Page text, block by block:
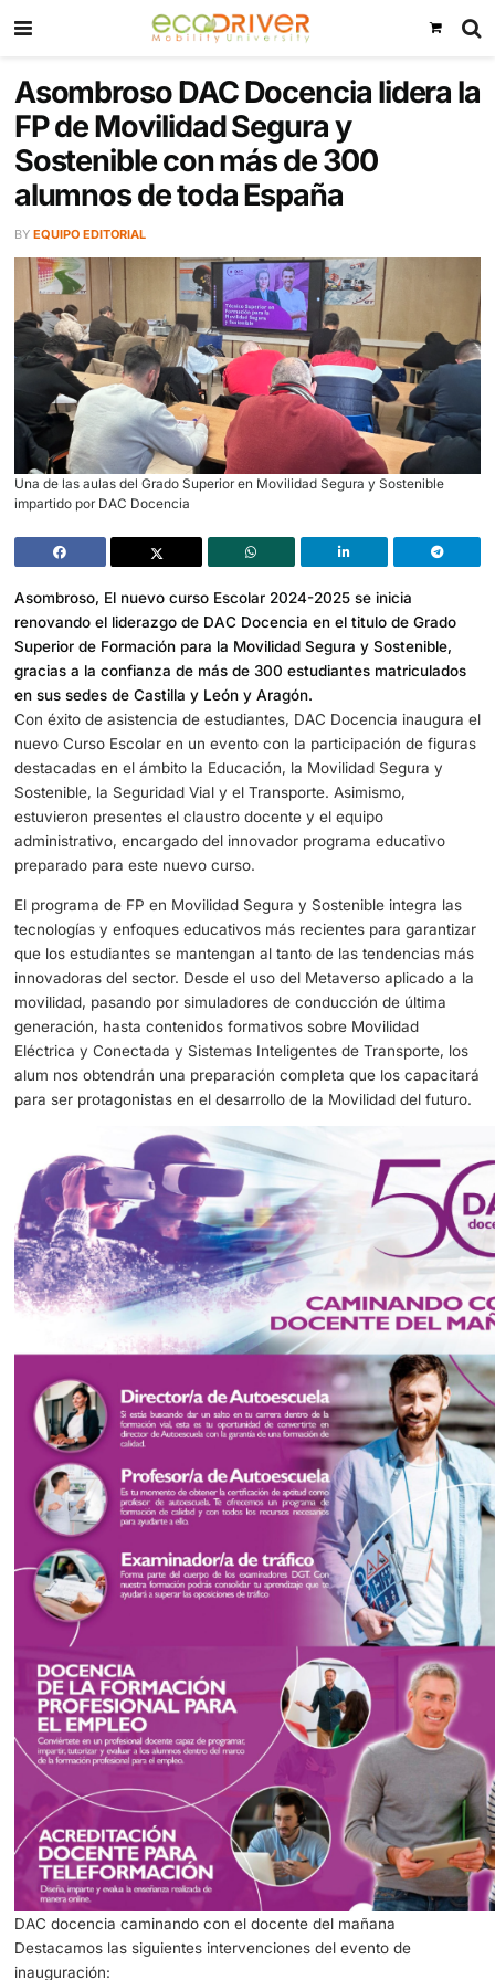
Asombroso DAC Docencia
FP de Movilidad Segura y
Sostenible con más de 300
alumnos de toda España
BY EQUIPO EDITORIAL
Una de las aulas del Grado Superior en Movilidad Segura y
impartido por DAC Docencia
Asombroso, El nuevo curso Escolar 2024-2025 se inicia
renovando el liderazgo de DAC Docencia en el titulo de
Superior de Formación para la Movilidad Segura y
gracias a la confianza de más de 300 estudiantes
en sus sedes de Castilla y León y Aragón.
Con éxito de asistencia de estudiantes, DAC Docencia
nuevo Curso Escolar en un evento con la participación
destacadas en el ámbito la Educación, la Movilidad
Sostenible, la Seguridad Vial y el Transporte. Asimismo,
estuvieron presentes el claustro docente y el equipo
administrativo, encargado del innovador programa
preparado para este nuevo curso.
El programa de FP en Movilidad Segura y Sostenible
tecnologías y enfoques educativos más recientes para
que los estudiantes se mantengan al tanto de las
innovadoras del sector. Desde el uso del Metaverso
movilidad, pasando por simuladores de conducción de
generación, hasta contenidos formativos sobre Movilidad
Eléctrica y Conectada y Sistemas Inteligentes de
alum nos obtendrán una preparación completa que los
para ser protagonistas en el desarrollo de la Movilidad